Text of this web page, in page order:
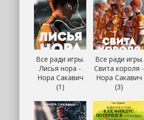
Все ради игры.
Лисья нора -
Нора Сакавич
(1)
Все ради игры.
Свита короля -
Нора Сакавич
(3)